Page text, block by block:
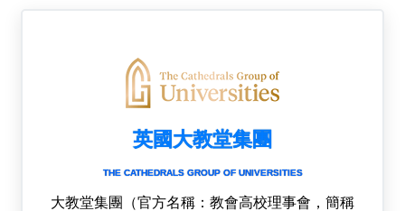
英國大教堂集團
THE CATHEDRALS GROUP OF UNIVERSITIES
大教堂集團（官方名稱：教會高校理事會，簡稱